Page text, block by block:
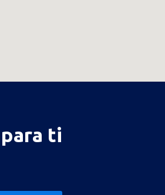
ti